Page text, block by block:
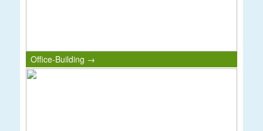
Office-Building →